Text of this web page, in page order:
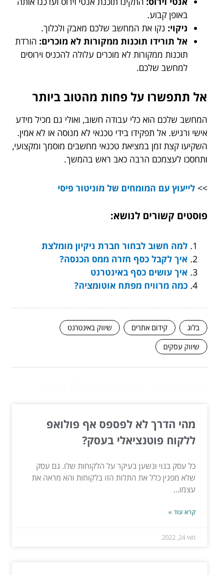
באופן קבוע.
ניקוי: נקו את המחשב שלכם מאבק ולכלוך.
אל תורידו תוכנות ממקורות לא מוכרים: הורדת
תוכנות ממקורות לא מוכרים עלולה להכניס וירוסים
למחשב שלכם.
אל תתפשרו על פחות מהטוב ביותר
המחשב שלכם הוא כלי עבודה חשוב, ואולי גם מכיל מידע
אישי ורגיש. אל תפקידו בידי טכנאי לא מנוסה או לא אמין.
השקיעו קצת זמן במציאת טכנאי מחשבים מוסמך ומקצועי,
ותחסכו לעצמכם הרבה כאב ראש בהמשך.
>> לייעוץ עם המומחים של מוניטור פיסי
פוסטים קשורים לנושא:
למה חשוב לבחור חברת ניקיון מומלצת
איך לקבל כסף חזרה ממס הכנסה?
איך עושים כסף באינטרנט
כמה מרוויח מפתח אוטומציה?
בלוג קידום אתרים
שיווק באינטרנט
שיווק עסקים
מהי הדרך לא לפספס אף פולואפ
ללקוח פוטנציאלי בעסק?
כל עסק בנוי ונשען בעיקר על הלקוחות שלו. גם עסק
שלא מפגין כלל את התלות הזו בלקוחות והא מראה את
עצמו...
קרא עוד »
מאי 24, 2022